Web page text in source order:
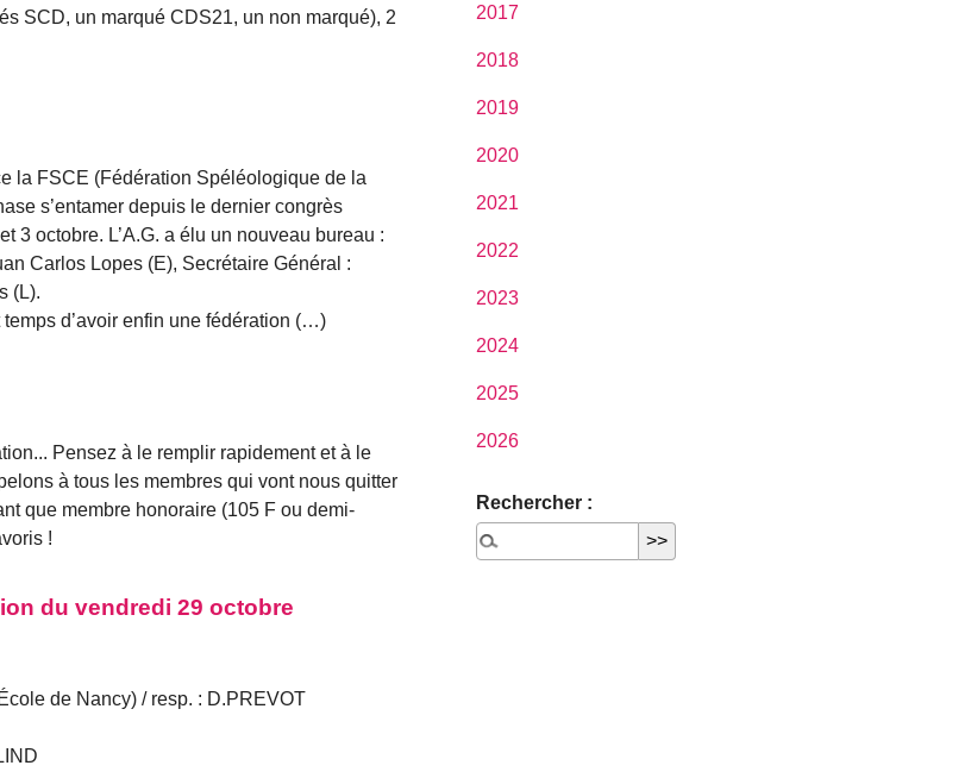
SCD, un marqué CDS21, un non marqué), 2
la FSCE (Fédération Spéléologique de la
s’entamer depuis le dernier congrès
3 octobre. L’A.G. a élu un nouveau bureau :
Carlos Lopes (E), Secrétaire Général :
(L).
d’avoir enfin une fédération (…)
Pensez à le remplir rapidement et à le
à tous les membres qui vont nous quitter
que membre honoraire (105 F ou demi-
!
du vendredi 29 octobre
de Nancy) / resp. : D.PREVOT
2017
2018
2019
2020
2021
2022
2023
2024
2025
2026
Rechercher :